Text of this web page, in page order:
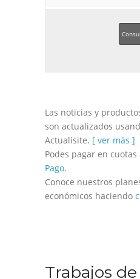
Las noticias y
son actualizados
Actualisite. [ ver más ]
Podes pagar en cuotas
Pago.
Conoce nuestros
económicos haciendo
Trabajos de